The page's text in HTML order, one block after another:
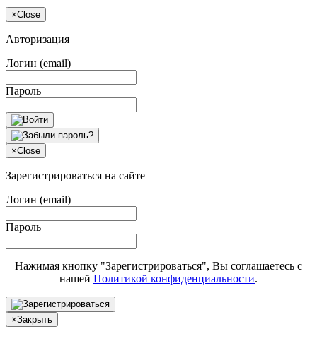
×Close
Авторизация
Логин (email)
Пароль
×Close
Зарегистрироваться на сайте
Логин (email)
Пароль
Нажимая кнопку "Зарегистрироваться", Вы соглашаетесь с
нашей Политикой конфиденциальности.
×Закрыть